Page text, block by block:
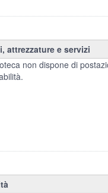
attrezzature e servizi
non dispone di